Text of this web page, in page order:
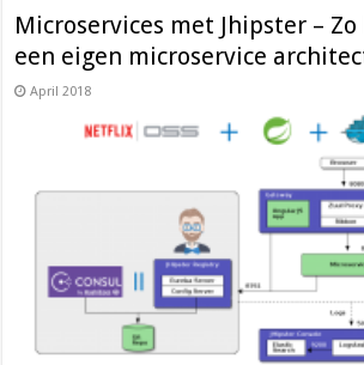
Microservices met Jhipster –
een eigen microservice
April 2018